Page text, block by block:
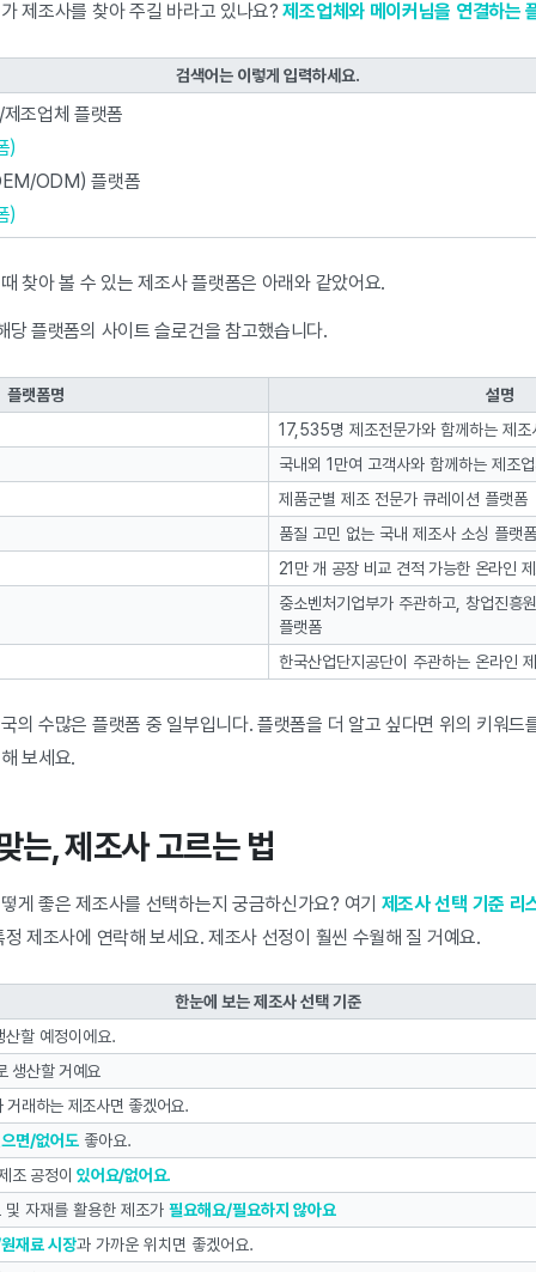
제조사를 찾아 주길 바라고 있나요?제조업체와 메이커님을 연결하는
검색어는 이렇게 입력하세요.
조업체 플랫폼
)
ODM) 플랫폼
)
찾아 볼 수 있는 제조사 플랫폼은 아래와 같았어요.
플랫폼의 사이트 슬로건을 참고했습니다.
플랫폼명
설명
17,535명 제조전문가와 함께하는 제조
국내외 1만여 고객사와 함께하는 제조
제품군별 제조 전문가 큐레이션 플랫폼
품질 고민 없는 국내 제조사 소싱 플랫폼
21만 개 공장 비교 견적 가능한 온라인
중소벤처기업부가 주관하고, 창업진흥
플랫폼
한국산업단지공단이 주관하는 온라인
의 수많은 플랫폼 중 일부입니다. 플랫폼을 더 알고 싶다면 위의 키워드
보세요.
는, 제조사 고르는 법
게 좋은 제조사를 선택하는지 궁금하신가요? 여기 제조사 선택 기준 리
제조사에 연락해 보세요. 제조사 선정이 훨씬 수월해 질 거예요.
한눈에 보는 제조사 선택 기준
할 예정이에요.
생산할 거예요
거래하는 제조사면 좋겠어요.
면/없어도좋아요.
조 공정이있어요/없어요.
및 자재를 활용한 제조가 필요해요/필요하지 않아요
재료 시장과 가까운 위치면 좋겠어요.